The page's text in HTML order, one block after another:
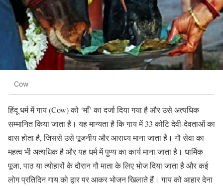
Cow
हिंदू धर्म में गाय (Cow) को ‘माँ’ का दर्जा दिया गया है और उसे अत्यधिक
सम्मानित किया जाता है। यह मान्यता है कि गाय में 33 कोटि देवी-देवताओं का
वास होता है, जिससे उसे पूजनीय और आराध्य माना जाता है। गौ सेवा का
महत्व भी अत्यधिक है और यह धर्म में पुण्य का कार्य माना जाता है। धार्मिक
पूजा, पाठ या त्योहारों के दौरान गौ माता के लिए भोज दिया जाता है और कई
लोग प्रतिदिन गाय को द्वार पर आकर भोजन खिलाते हैं। गाय को आहार देना